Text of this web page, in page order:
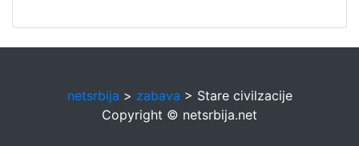
netsrbija > zabava > Stare civilzacije
Copyright © netsrbija.net